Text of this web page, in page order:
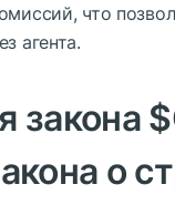
что
агента.
закона
о